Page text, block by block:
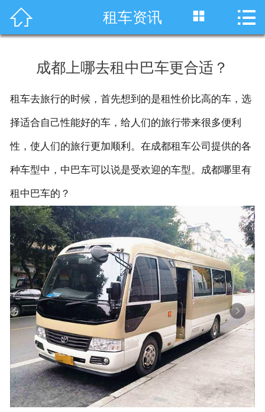
 首页
川藏线租车
服务项目
租车资讯
成功案例
关于我们
联系我们
 租车资讯  
成都上哪去租中巴车更合适？
租车去旅行的时候，首先想到的是租性价比高的车，选
择适合自己性能好的车，给人们的旅行带来很多便利
性，使人们的旅行更加顺利。在成都租车公司提供的各
种车型中，中巴车可以说是受欢迎的车型。成都哪里有
租中巴车的？